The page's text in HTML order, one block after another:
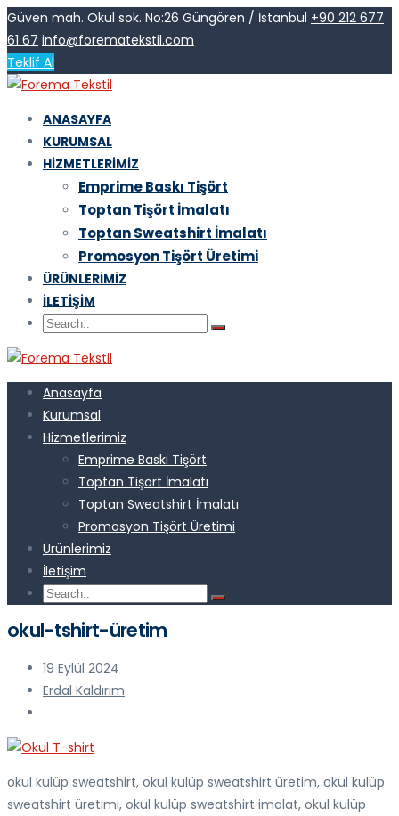
Güven mah. Okul sok. No:26 Güngören / İstanbul +90 212 677
61 67 info@forematekstil.com
Teklif Al
ANASAYFA
KURUMSAL
HIZMETLERIMIZ
Emprime Baskı Tişört
Toptan Tişört İmalatı
Toptan Sweatshirt İmalatı
Promosyon Tişört Üretimi
ÜRÜNLERIMIZ
İLETIŞIM
Anasayfa
Kurumsal
Hizmetlerimiz
Emprime Baskı Tişört
Toptan Tişört İmalatı
Toptan Sweatshirt İmalatı
Promosyon Tişört Üretimi
Ürünlerimiz
İletişim
okul-tshirt-üretim
19 Eylül 2024
Erdal Kaldırım
okul kulüp sweatshirt, okul kulüp sweatshirt üretim, okul kulüp
sweatshirt üretimi, okul kulüp sweatshirt imalat, okul kulüp